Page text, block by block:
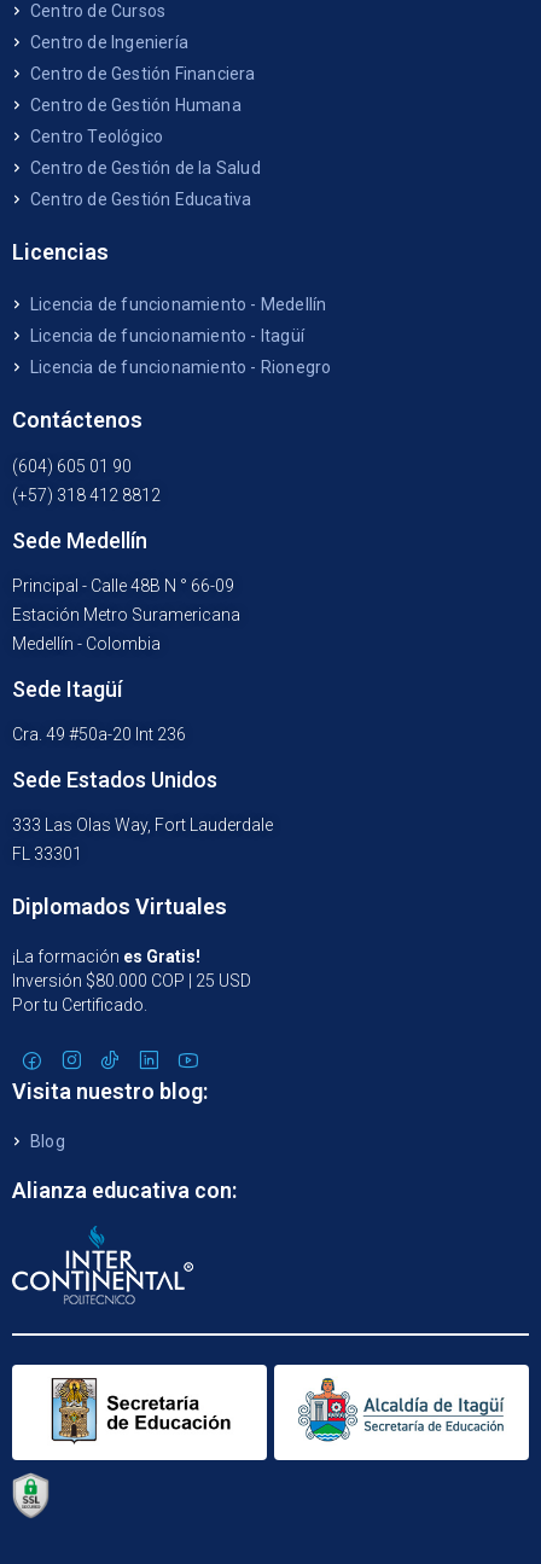
Centro de Cursos
Centro de Ingeniería
Centro de Gestión Financiera
Centro de Gestión Humana
Centro Teológico
Centro de Gestión de la Salud
Centro de Gestión Educativa
Licencias
Licencia de funcionamiento - Medellín
Licencia de funcionamiento - Itagüí
Licencia de funcionamiento - Rionegro
Contáctenos
(604) 605 01 90
(+57) 318 412 8812
Sede Medellín
Principal - Calle 48B N ° 66-09
Estación Metro Suramericana
Medellín - Colombia
Sede Itagüí
Cra. 49 #50a-20 Int 236
Sede Estados Unidos
333 Las Olas Way, Fort Lauderdale
FL 33301
Diplomados Virtuales
¡La formación es Gratis!
Inversión $80.000 COP | 25 USD
Por tu Certificado.
Visita nuestro blog:
Blog
Alianza educativa con: